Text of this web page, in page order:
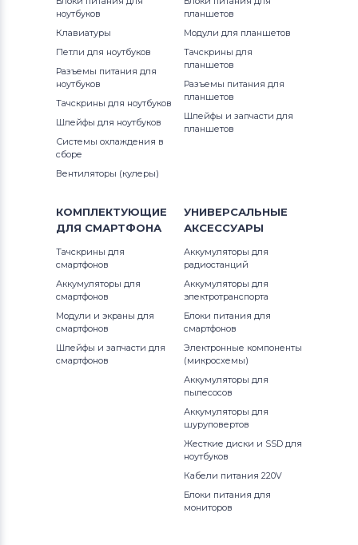
OnePlus
Аккумуляторы для смартфонов
Аккумуляторы для радиостанций
Аккумуляторы для смартфонов
Philips
Аккумуляторы для смартфонов
Аккумуляторы для смартфонов
Lenovo
Аккумуляторы для смартфонов
Motorola
Аккумуляторы для смартфонов
DOOGEE
Аккумуляторы для смартфонов
Аккумуляторы для смартфонов
Аккумуляторы для смартфонов
3
ноутбуков
Клавиатуры
Петли для ноутбуков
Разъемы питания для
ноутбуков
Тачскрины для ноутбуков
Шлейфы для ноутбуков
Системы охлаждения в
сборе
Вентиляторы (кулеры)
планшетов
Модули для планшетов
Тачскрины для
планшетов
Разъемы питания для
планшетов
Шлейфы и запчасти для
планшетов
КОМПЛЕКТУЮЩИЕ
ДЛЯ СМАРТФОНА
Тачскрины для
смартфонов
Аккумуляторы для
смартфонов
Модули и экраны для
смартфонов
Шлейфы и запчасти для
смартфонов
УНИВЕРСАЛЬНЫЕ
АКСЕССУАРЫ
Аккумуляторы для
радиостанций
Аккумуляторы для
электротранспорта
Блоки питания для
смартфонов
Электронные компоненты
(микросхемы)
Аккумуляторы для
пылесосов
Аккумуляторы для
шуруповертов
Жесткие диски и SSD для
ноутбуков
Кабели питания 220V
Блоки питания для
мониторов